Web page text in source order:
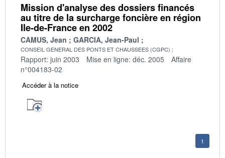
Mission d'analyse des dossiers financés
au titre de la surcharge foncière en région
Ile-de-France en 2002
CAMUS, Jean GARCIA, Jean-Paul
CONSEIL GENERAL DES PONTS ET CHAUSSEES (CGPC)
Rapport: juin 2003 Mise en ligne: déc. 2005
Affaire
n°004183-02
Accéder à la notice
1